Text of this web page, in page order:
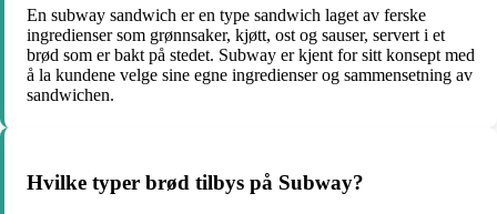
En subway sandwich er en type sandwich laget av ferske
ingredienser som grønnsaker, kjøtt, ost og sauser, servert i et
brød som er bakt på stedet. Subway er kjent for sitt konsept med
å la kundene velge sine egne ingredienser og sammensetning av
sandwichen.
Hvilke typer brød tilbys på Subway?